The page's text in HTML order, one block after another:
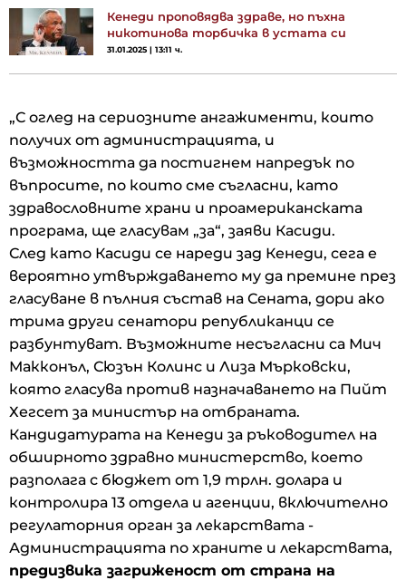
Кенеди проповядва здраве, но пъхна
никотинова торбичка в устата си
31.01.2025 | 13:11 ч.
„С оглед на сериозните ангажименти, които
получих от администрацията, и
възможността да постигнем напредък по
въпросите, по които сме съгласни, като
здравословните храни и проамериканската
програма, ще гласувам „за“, заяви Касиди.
След като Касиди се нареди зад Кенеди, сега е
вероятно утвърждаването му да премине през
гласуване в пълния състав на Сената, дори ако
трима други сенатори републиканци се
разбунтуват. Възможните несъгласни са Мич
Макконъл, Сюзън Колинс и Лиза Мърковски,
която гласува против назначаването на Пийт
Хегсет за министър на отбраната.
Кандидатурата на Кенеди за ръководител на
обширното здравно министерство, което
разполага с бюджет от 1,9 трлн. долара и
контролира 13 отдела и агенции, включително
регулаторния орган за лекарствата -
Администрацията по храните и лекарствата,
предизвика загриженост от страна на